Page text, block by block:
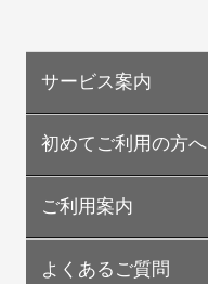
サービス案内
初めてご利用の方へ
ご利用案内
よくあるご質問